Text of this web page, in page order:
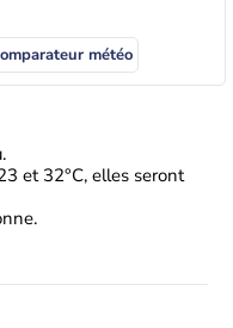
météo
et 32°C, elles seront